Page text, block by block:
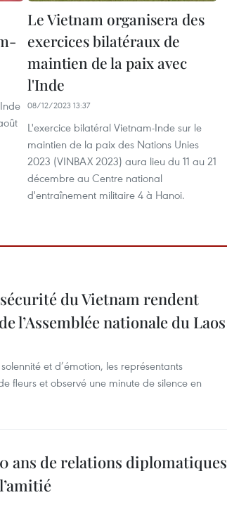
Le Vietnam organisera des
exercices bilatéraux de
maintien de la paix avec
l'Inde
08/12/2023 13:37
L'exercice bilatéral Vietnam-Inde sur le
maintien de la paix des Nations Unies
2023 (VINBAX 2023) aura lieu du 11 au 21
décembre au Centre national
d'entraînement militaire 4 à Hanoi.
du Vietnam rendent
l’Assemblée nationale du Laos
et d’émotion, les représentants
fleurs et observé une minute de silence en
ans de relations diplomatiques